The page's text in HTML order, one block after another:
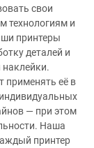
свои
технологиям и
принтеры
деталей и
наклейки.
применять её в
— при этом
Наша
принтер